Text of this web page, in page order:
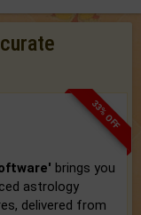
33% OFF
brings you
astrology
delivered from